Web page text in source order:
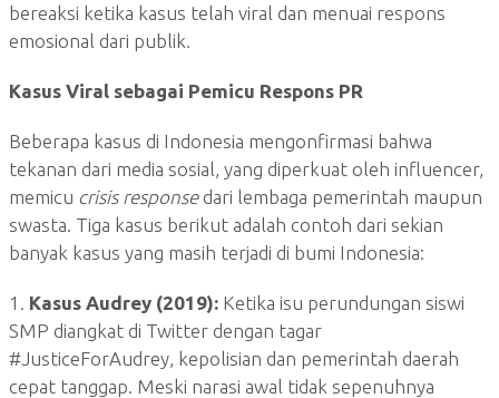
bereaksi ketika kasus telah viral dan menuai respons
emosional dari publik.
Kasus Viral sebagai Pemicu Respons PR
Beberapa kasus di Indonesia mengonfirmasi bahwa
tekanan dari media sosial, yang diperkuat oleh influencer,
memicu crisis responsedari lembaga pemerintah maupun
swasta. Tiga kasus berikut adalah contoh dari sekian
banyak kasus yang masih terjadi di bumi Indonesia:
1. Kasus Audrey (2019): Ketika isu perundungan siswi
SMP diangkat di Twitter dengan tagar
#JusticeForAudrey, kepolisian dan pemerintah daerah
cepat tanggap. Meski narasi awal tidak sepenuhnya